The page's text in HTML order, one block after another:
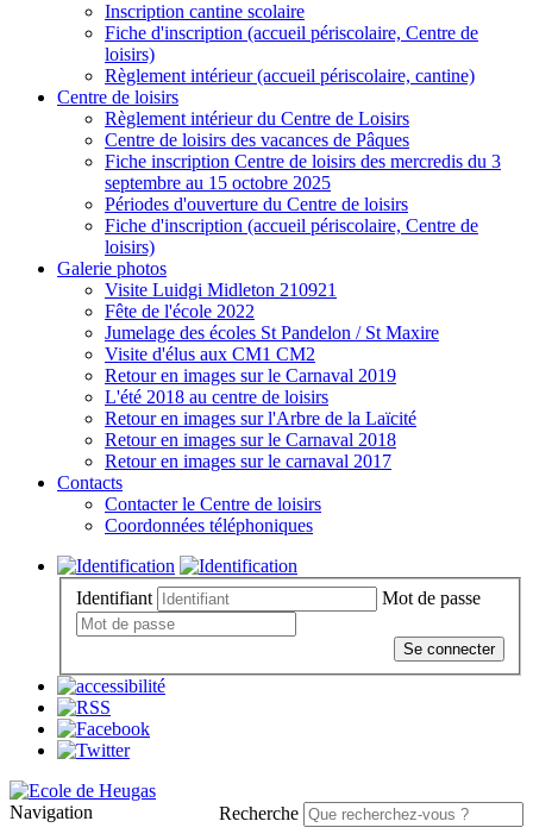
Inscription cantine scolaire
Fiche d'inscription (accueil périscolaire, Centre de
loisirs)
Règlement intérieur (accueil périscolaire, cantine)
Centre de loisirs
Règlement intérieur du Centre de Loisirs
Centre de loisirs des vacances de Pâques
Fiche inscription Centre de loisirs des mercredis du 3
septembre au 15 octobre 2025
Périodes d'ouverture du Centre de loisirs
Fiche d'inscription (accueil périscolaire, Centre de
loisirs)
Galerie photos
Visite Luidgi Midleton 210921
Fête de l'école 2022
Jumelage des écoles St Pandelon / St Maxire
Visite d'élus aux CM1 CM2
Retour en images sur le Carnaval 2019
L'été 2018 au centre de loisirs
Retour en images sur l'Arbre de la Laïcité
Retour en images sur le Carnaval 2018
Retour en images sur le carnaval 2017
Contacts
Contacter le Centre de loisirs
Coordonnées téléphoniques
Identifiant Mot de passe
Se connecter
Recherche
Navigation